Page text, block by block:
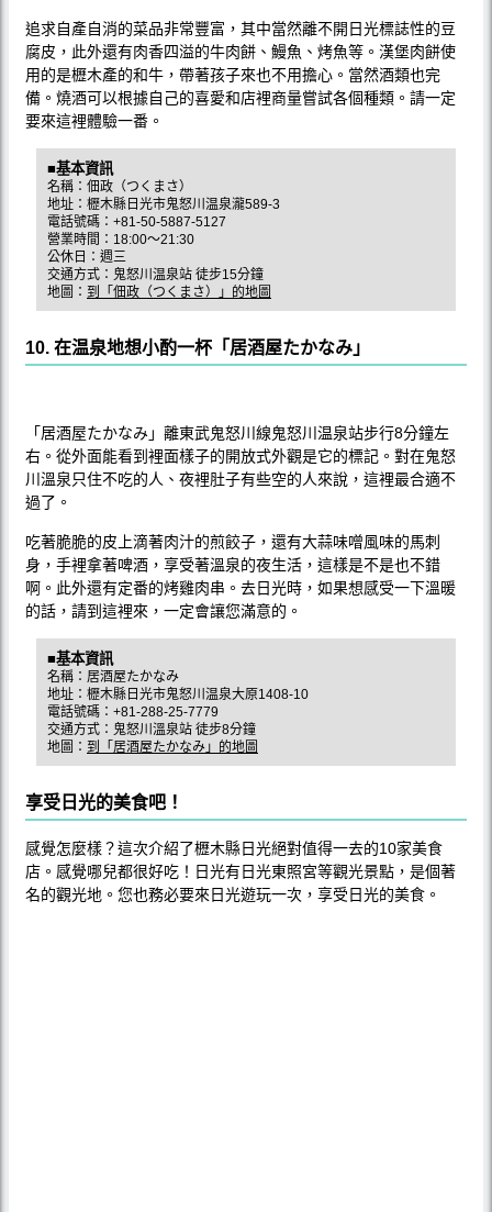
追求自產自消的菜品非常豐富，其中當然離不開日光標誌性的豆
腐皮，此外還有肉香四溢的牛肉餅、鰻魚、烤魚等。漢堡肉餅使
用的是櫪木產的和牛，帶著孩子來也不用擔心。當然酒類也完
備。燒酒可以根據自己的喜愛和店裡商量嘗試各個種類。請一定
要來這裡體驗一番。
■基本資訊
名稱：佃政（つくまさ）
地址：櫪木縣日光市鬼怒川温泉瀧589-3
電話號碼：+81-50-5887-5127
營業時間：18:00〜21:30
公休日：週三
交通方式：鬼怒川温泉站 徒步15分鐘
地圖： 到「佃政（つくまさ）」的地圖
10. 在温泉地想小酌一杯「居酒屋たかなみ」
「居酒屋たかなみ」離東武鬼怒川線鬼怒川温泉站步行8分鐘左
右。從外面能看到裡面樣子的開放式外觀是它的標記。對在鬼怒
川溫泉只住不吃的人、夜裡肚子有些空的人來說，這裡最合適不
過了。
吃著脆脆的皮上滴著肉汁的煎餃子，還有大蒜味噌風味的馬刺
身，手裡拿著啤酒，享受著溫泉的夜生活，這樣是不是也不錯
啊。此外還有定番的烤雞肉串。去日光時，如果想感受一下溫暖
的話，請到這裡來，一定會讓您滿意的。
■基本資訊
名稱：居酒屋たかなみ
地址：櫪木縣日光市鬼怒川温泉大原1408-10
電話號碼：+81-288-25-7779
交通方式：鬼怒川溫泉站 徒步8分鐘
地圖： 到「居酒屋たかなみ」的地圖
享受日光的美食吧！
感覺怎麼樣？這次介紹了櫪木縣日光絕對值得一去的10家美食
店。感覺哪兒都很好吃！日光有日光東照宮等觀光景點，是個著
名的觀光地。您也務必要來日光遊玩一次，享受日光的美食。